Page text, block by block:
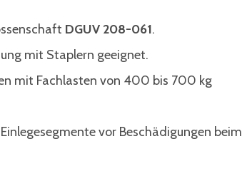
DGUV 208-061.
mit Staplern geeignet.
mit Fachlasten von 400 bis 700 kg
vor Beschädigungen beim